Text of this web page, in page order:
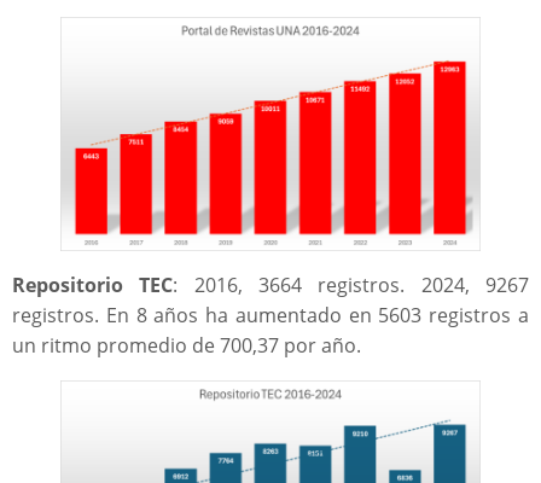
Repositorio TEC: 2016, 3664 registros. 2024, 9267
registros. En 8 años ha aumentado en 5603 registros a
un ritmo promedio de 700,37 por año.